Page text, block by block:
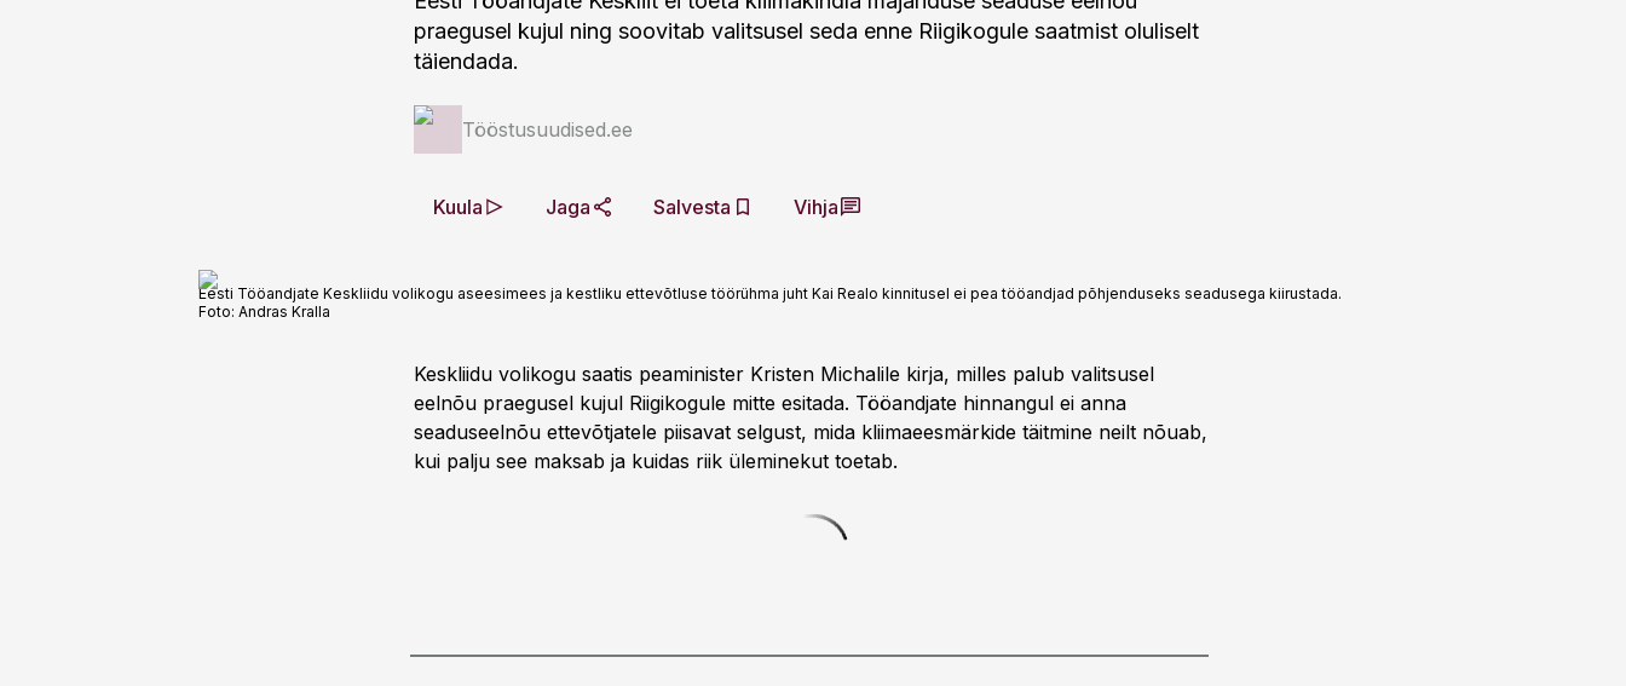
praegusel kujul ning soovitab valitsusel seda enne Riigikogule saatmist oluliselt
täiendada.
Tööstusuudised.ee
Kuula Jaga Salvesta Vihja
Eesti Tööandjate Keskliidu volikogu aseesimees ja kestliku ettevõtluse töörühma juht Kai Realo kinnitusel ei pea tööandjad põhjenduseks seadusega kiirustada.
Foto: Andras Kralla
Keskliidu volikogu saatis peaminister Kristen Michalile kirja, milles palub valitsusel
eelnõu praegusel kujul Riigikogule mitte esitada. Tööandjate hinnangul ei anna
seaduseelnõu ettevõtjatele piisavat selgust, mida kliimaeesmärkide täitmine neilt nõuab,
kui palju see maksab ja kuidas riik üleminekut toetab.